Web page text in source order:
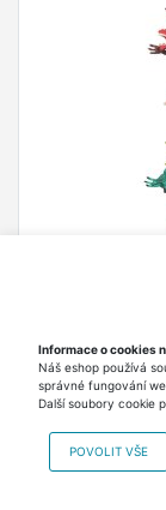
Figurka drak.
98,30 Kč
včetně DPH
Informace o cookies
Náš eshop používá
správné fungování
Další soubory cookie
POVOLIT VŠE